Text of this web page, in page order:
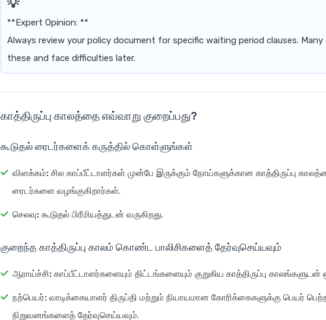
**Expert Opinion: **
Always review your policy document for specific waiting period clauses. Many
these and face difficulties later.
காத்திருப்பு காலத்தை எவ்வாறு குறைப்பது?
கூடுதல் ரைடர்களைக் கருத்தில் கொள்ளுங்கள்
விளக்கம்: சில காப்பீட்டாளர்கள் முன்பே இருக்கும் நோய்களுக்கான காத்திருப்பு
ரைடர்களை வழங்குகிறார்கள்.
செலவு: கூடுதல் பிரீமியத்துடன் வருகிறது.
குறைந்த காத்திருப்பு காலம் கொண்ட பாலிசிகளைத் தேர்வுசெய்யவும்
ஆராய்ச்சி: காப்பீட்டாளர்களையும் திட்டங்களையும் குறுகிய காத்திருப்பு காலங்களுடன்
நற்பெயர்: வாடிக்கையாளர் திருப்தி மற்றும் நியாயமான கோரிக்கைகளுக்கு பெயர்
நிறுவனங்களைத் தேர்வுசெய்யவும்.